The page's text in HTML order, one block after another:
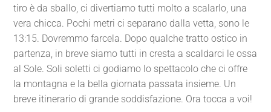
tiro è da sballo, ci divertiamo tutti molto a scalarlo, una
vera chicca. Pochi metri ci separano dalla vetta, sono le
13:15. Dovremmo farcela. Dopo qualche tratto ostico in
partenza, in breve siamo tutti in cresta a scaldarci le ossa
al Sole. Soli soletti ci godiamo lo spettacolo che ci offre
la montagna e la bella giornata passata insieme. Un
breve itinerario di grande soddisfazione. Ora tocca a voi!